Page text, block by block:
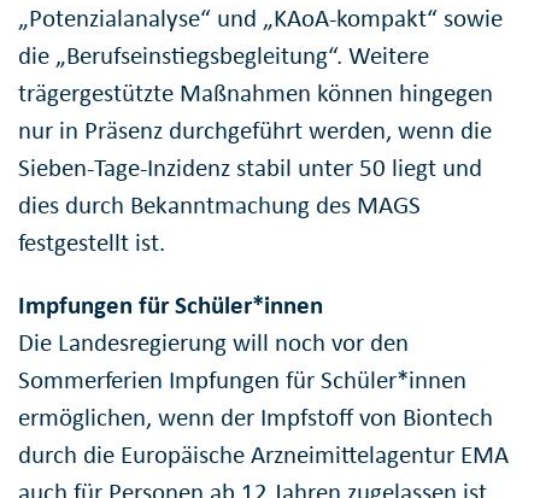
„Potenzialanalyse“ und „KAoA-kompakt“ sowie
die „Berufseinstiegsbegleitung“. Weitere
trägergestützte Maßnahmen können hingegen
nur in Präsenz durchgeführt werden, wenn die
Sieben-Tage-Inzidenz stabil unter 50 liegt und
dies durch Bekanntmachung des MAGS
festgestellt ist.
Impfungen für Schüler*innen
Die Landesregierung will noch vor den
Sommerferien Impfungen für Schüler*innen
ermöglichen, wenn der Impfstoff von Biontech
durch die Europäische Arzneimittelagentur EMA
auch für Personen ab 12 Jahren zugelassen ist.